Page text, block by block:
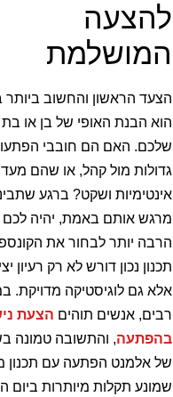
להצעה
המושלמת
הצעד הראשון והחשוב ביותר
הוא הבנת האופי של בן או בת
שלכם. האם הם חובבי
גדולות מול קהל, או שהם
אינטימיות ושקט? ברגע
מרגש אותם באמת, יהיה לכם
הרבה יותר לבחור את
תכנון נכון דורש לא רק רעיון
אלא גם לוגיסטיקה מדויקת.
רבים, אנשים תוהים הצעת
בהפתעה, והתשובה טמונה
של אלמנט הפתעה עם תכנון
שמונע תקלות מיותרות ביום